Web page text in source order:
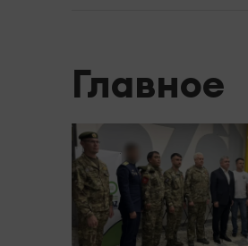
Главное